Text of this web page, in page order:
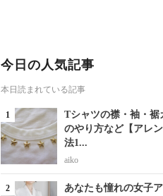
今日の人気記事
本日読まれている記事
Tシャツの襟・袖・裾
のやり方など【アレ
法1...
aiko
あなたも憧れの女子